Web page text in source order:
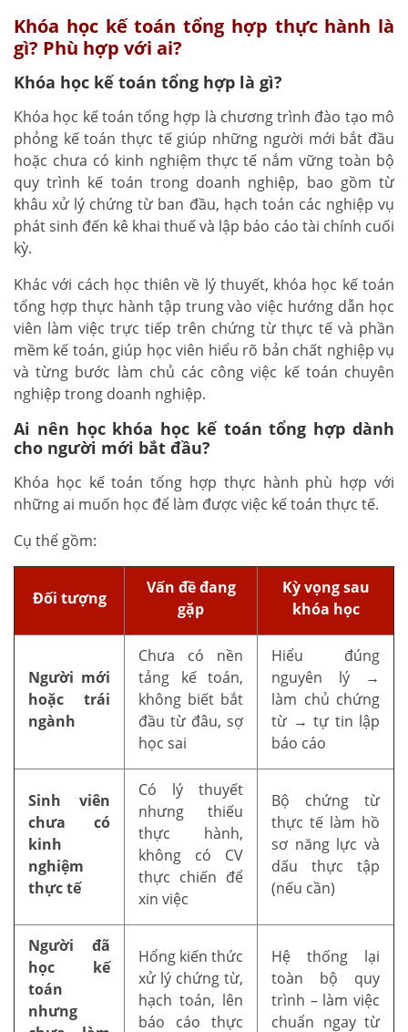
Khóa học kế toán tổng hợp thực hành là
gì? Phù hợp với ai?
Khóa học kế toán tổng hợp là gì?
Khóa học kế toán tổng hợp là chương trình đào tạo mô
phỏng kế toán thực tế giúp những người mới bắt đầu
hoặc chưa có kinh nghiệm thực tế nắm vững toàn bộ
quy trình kế toán trong doanh nghiệp, bao gồm từ
khâu xử lý chứng từ ban đầu, hạch toán các nghiệp vụ
phát sinh đến kê khai thuế và lập báo cáo tài chính cuối
kỳ.
Khác với cách học thiên về lý thuyết, khóa học kế toán
tổng hợp thực hành tập trung vào việc hướng dẫn học
viên làm việc trực tiếp trên chứng từ thực tế và phần
mềm kế toán, giúp học viên hiểu rõ bản chất nghiệp vụ
và từng bước làm chủ các công việc kế toán chuyên
nghiệp trong doanh nghiệp.
Ai nên học khóa học kế toán tổng hợp dành
cho người mới bắt đầu?
Khóa học kế toán tổng hợp thực hành phù hợp với
những ai muốn học để làm được việc kế toán thực tế.
Cụ thể gồm:
Đối tượng
Vấn đề đang
gặp
Kỳ vọng sau
khóa học
Người mới
hoặc trái
ngành
Chưa có nền
tảng kế toán,
không biết bắt
đầu từ đâu, sợ
học sai
Hiểu đúng
nguyên lý →
làm chủ chứng
từ → tự tin lập
báo cáo
Sinh viên
chưa có
kinh
nghiệm
thực tế
Có lý thuyết
nhưng thiếu
thực hành,
không có CV
thực chiến để
xin việc
Bộ chứng từ
thực tế làm hồ
sơ năng lực và
dấu thực tập
(nếu cần)
Người đã
học kế
toán
nhưng
Hổng kiến thức
xử lý chứng từ,
hạch toán, lên
báo cáo thực
Hệ thống lại
toàn bộ quy
trình – làm việc
chuẩn ngay từ